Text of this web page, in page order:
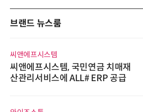
브랜드 뉴스룸
씨앤에프시스템
씨앤에프시스템, 국민연금 치매재
산관리서비스에 ALL# ERP 공급